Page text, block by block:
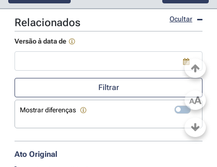
Relacionados Ocultar
Versão à data de
Use a tecla de seta para baixo para abrir o calendário; Use as
Filtrar
Mostrar diferenças
Ato Original
AA